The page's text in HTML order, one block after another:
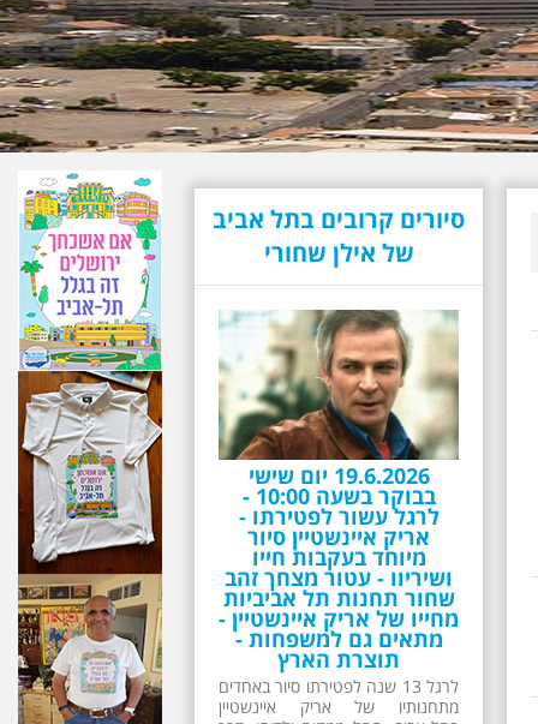
סיורים קרובים בתל אביב
של אילן שחורי
19.6.2026 יום שישי
בבוקר בשעה 10:00 -
לרגל עשור לפטירתו -
אריק איינשטיין סיור
מיוחד בעקבות חייו
ושיריוו - עטור מצחך זהב
שחור תחנות תל אביביות
מחייו של אריק איינשטיין -
מתאים גם למשפחות -
תוצרת הארץ
לרגל 13 שנה לפטירתו סיור באחדים
מתחנותיו של אריק איינשטיין